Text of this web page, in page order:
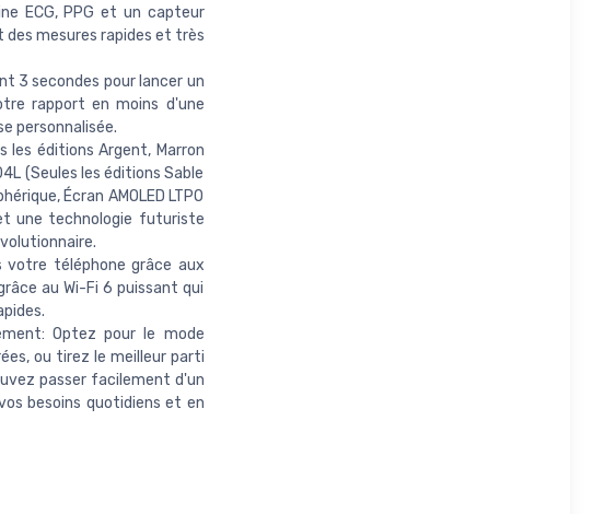
ECG, PPG et un capteur
mesures rapides et très
3 secondes pour lancer un
rapport en moins d'une
personnalisée.
les éditions Argent, Marron
(Seules les éditions Sable
Écran AMOLED LTPO
une technologie futuriste
votre téléphone grâce aux
au Wi-Fi 6 puissant qui
Optez pour le mode
ou tirez le meilleur parti
passer facilement d'un
besoins quotidiens et en